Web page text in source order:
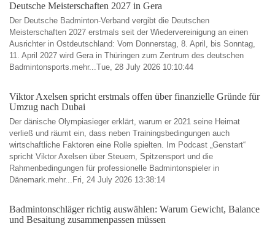
Deutsche Meisterschaften 2027 in Gera
Der Deutsche Badminton-Verband vergibt die Deutschen
Meisterschaften 2027 erstmals seit der Wiedervereinigung an einen
Ausrichter in Ostdeutschland: Vom Donnerstag, 8. April, bis Sonntag,
11. April 2027 wird Gera in Thüringen zum Zentrum des deutschen
Badmintonsports.mehr...Tue, 28 July 2026 10:10:44
Viktor Axelsen spricht erstmals offen über finanzielle Gründe für
Umzug nach Dubai
Der dänische Olympiasieger erklärt, warum er 2021 seine Heimat
verließ und räumt ein, dass neben Trainingsbedingungen auch
wirtschaftliche Faktoren eine Rolle spielten. Im Podcast „Genstart“
spricht Viktor Axelsen über Steuern, Spitzensport und die
Rahmenbedingungen für professionelle Badmintonspieler in
Dänemark.mehr...Fri, 24 July 2026 13:38:14
Badmintonschläger richtig auswählen: Warum Gewicht, Balance
und Besaitung zusammenpassen müssen